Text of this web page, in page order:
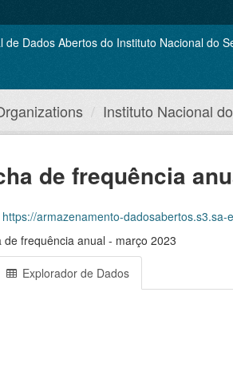
Instituto Nacional
de frequência
https://armazenamento-dadosabertos.s3.sa-east-
de frequência anual - março 2023
Explorador de Dados